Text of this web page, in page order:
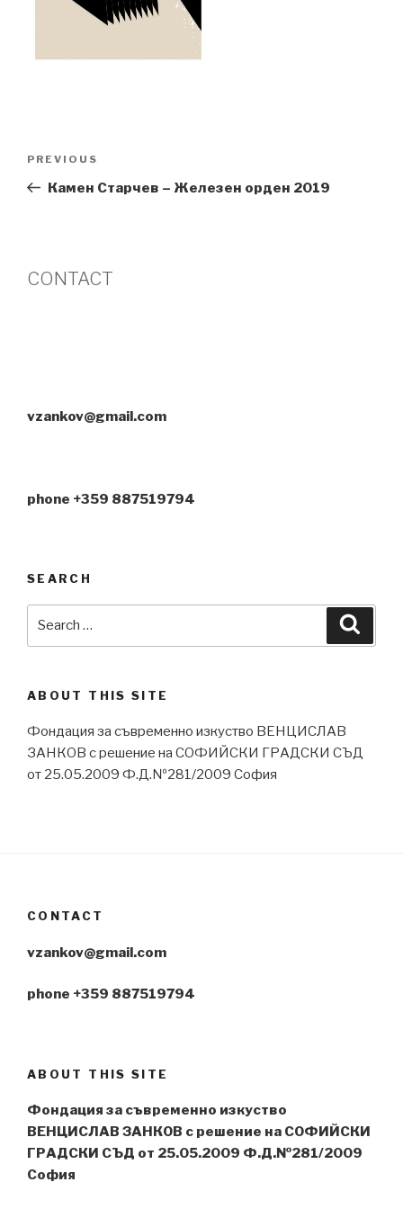
Previous
Post
PREVIOUS
Камен Старчев – Железен орден 2019
CONTACT
vzankov@gmail.com
phone +359 887519794
SEARCH
ABOUT THIS SITE
Фондация за съвременно изкуство ВЕНЦИСЛАВ
ЗАНКОВ с решение на СОФИЙСКИ ГРАДСКИ СЪД
от 25.05.2009 Ф.Д.№281/2009 София
CONTACT
vzankov@gmail.com
phone +359 887519794
ABOUT THIS SITE
Фондация за съвременно изкуство
ВЕНЦИСЛАВ ЗАНКОВ с решение на СОФИЙСКИ
ГРАДСКИ СЪД от 25.05.2009 Ф.Д.№281/2009
София